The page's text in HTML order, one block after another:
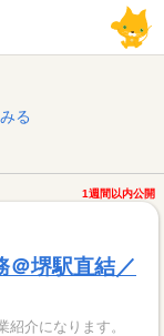
る
1週間以内公開
＠堺駅直結／
介になります。